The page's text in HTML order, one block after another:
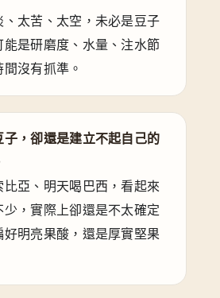
、太苦、太空，未必是豆子
能是研磨度、水量、注水節
沒有抓準。
子，卻還是建立不起自己的
比亞、明天喝巴西，看起來
少，實際上卻還是不太確定
好明亮果酸，還是厚實堅果